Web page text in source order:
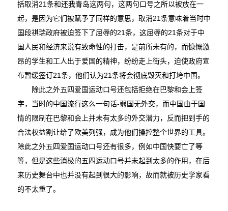
括取消21条和还我青岛这两句，这两句口号之所以被放在一
起，是因为它们被赋予了同样的意思，取消21条意味着当时中
国段祺瑞政府被迫签下了屈辱的21条，这屈辱的21条对于中
国人民和经济来说有致命性的打击，是前所未有的，而慷慨激
昂的学生和工人出于爱国的精神，纷纷走上街头，迫使政府宣
布暂缓签订21条，他们认为21条将会彻底毁灭和打垮中国。
除此之外五四爱国运动口号还包括拒绝在巴黎和会上签
字，当时的中国流行这么一句话-弱国无外交，而中国由于国
情的限制在巴黎和会上并未有太多的外交潜力，反而把到手的
合法权益割让给了欧美列强，成为他们操控整个世界的工具。
除此之外五四爱国运动口号还有很多，例如中国快要亡了等
等，但是这些消极的五四运动口号并未起到太多的作用，在后
来历史舞台中也并没有起到很大的影响，故而就被历史学家看
的不太重了。